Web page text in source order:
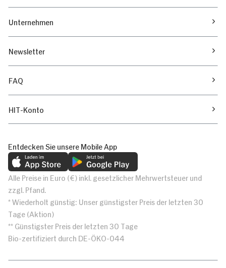
Unternehmen
Newsletter
FAQ
HIT-Konto
Entdecken Sie unsere Mobile App
Alle Preise in Euro (€) inkl. gesetzlicher Mehrwertsteuer und
zzgl. Pfand.
* Wiederholt günstig: Unser günstigster Preis der letzten 30
Tage (Aktion)
** Günstigster Preis der letzten 30 Tage
Bio-zertifiziert durch DE-ÖKO-044